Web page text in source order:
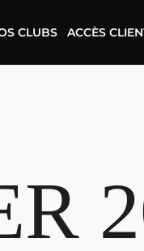
CLUBS ACCÈS